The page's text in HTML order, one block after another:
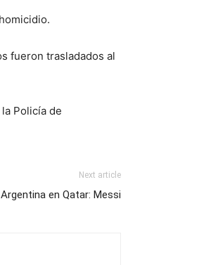
fueron trasladados al
Policía de
Next article
en Qatar: Messi